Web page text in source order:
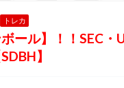
トレカ
ボール】！！SEC
】